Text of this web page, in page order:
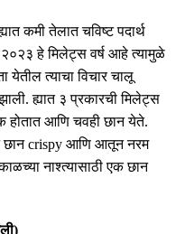
कमी तेलात चविष्ट पदार्थ
२०२३ हे मिलेट्स वर्ष आहे त्यामुळे
येतील त्याचा विचार चालू
.ह्यात ३ प्रकारची मिलेट्स
होतात आणि चवही छान येते.
छानcrispy आणि आतून नरम
नाश्त्यासाठी एक छान
)